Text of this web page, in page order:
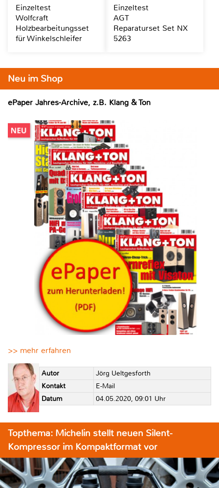
Neu im Shop
ePaper Jahres-Archive, z.B. Klang & Ton
>> mehr erfahren
Autor
Jörg Ueltgesforth
Kontakt
E-Mail
Datum
04.05.2020, 09:01 Uhr
Topthema: Michelin stellt neuen Silent-
Kompressor im Kompaktformat vor
Einzeltest
Wolfcraft
Holzbearbeitungsset
für Winkelschleifer
Einzeltest
AGT
Reparaturset Set NX
5263